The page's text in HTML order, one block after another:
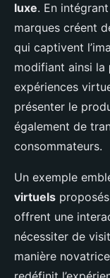
luxe. En
marques créent
qui captivent
modifiant ainsi la
expériences
présenter le
également de
consommateurs.
Un exemple
virtuels
offrent une
nécessiter de
manière